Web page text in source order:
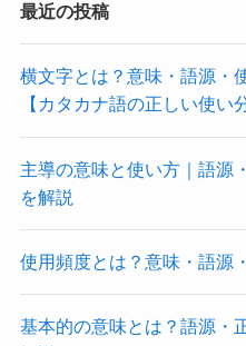
最近の投稿
横文字とは？意味・語源・
【カタカナ語の正しい使い
主導の意味と使い方｜語源
を解説
使用頻度とは？意味・語源
基本的の意味とは？語源・